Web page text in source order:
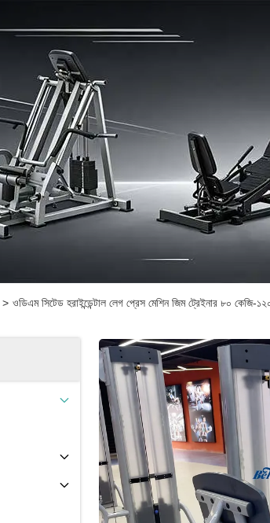
> ওডিএম সিটেড হরাইন্ডেন্টাল লেগ প্রেস মেশিন জিম ট্রেইনার ৮০ কেজি-